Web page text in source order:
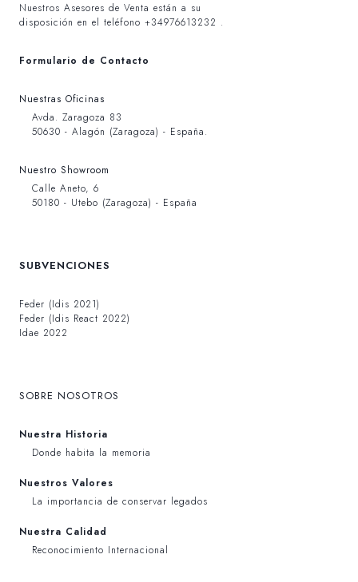
Nuestros Asesores de Venta están a su
disposición en el teléfono +34976613232 .
Formulario de Contacto
Nuestras Oficinas
Avda. Zaragoza 83
50630 - Alagón (Zaragoza) - España.
Nuestro Showroom
Calle Aneto, 6
50180 - Utebo (Zaragoza) - España
SUBVENCIONES
Feder (Idis 2021)
Feder (Idis React 2022)
Idae 2022
SOBRE NOSOTROS
Nuestra Historia
Donde habita la memoria
Nuestros Valores
La importancia de conservar legados
Nuestra Calidad
Reconocimiento Internacional